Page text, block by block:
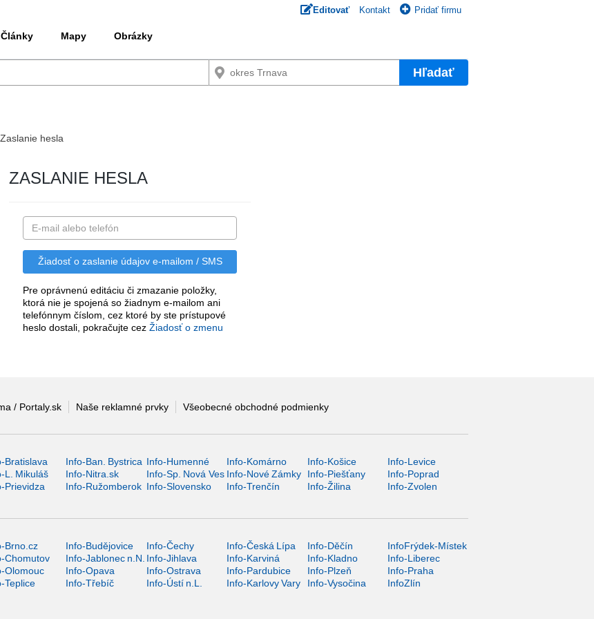
Editovať Kontakt Pridať firmu
Články Mapy Obrázky
Hľadať
Zaslanie hesla
ZASLANIE HESLA
Pre oprávnenú editáciu či zmazanie položky,
ktorá nie je spojená so žiadnym e-mailom ani
telefónnym číslom, cez ktoré by ste prístupové
heslo dostali, pokračujte cez Žiadosť o zmenu
/ Portaly.sk Naše reklamné prvky Všeobecné obchodné podmienky
Bratislava Info-Ban. Bystrica Info-Humenné Info-Komárno Info-Košice
Info-Levice
L. Mikuláš Info-Nitra.sk Info-Sp. Nová Ves Info-Nové Zámky Info-Piešťany
Info-Poprad
Prievidza Info-Ružomberok Info-Slovensko Info-Trenčín Info-Žilina Info-Zvolen
Brno.cz Info-Budějovice Info-Čechy Info-Česká Lípa Info-Děčín
InfoFrýdek-Místek
Chomutov Info-Jablonec n.N. Info-Jihlava Info-Karviná Info-Kladno
Info-Liberec
Olomouc Info-Opava Info-Ostrava Info-Pardubice Info-Plzeň
Info-Praha
Teplice Info-Třebíč Info-Ústí n.L. Info-Karlovy Vary Info-Vysočina InfoZlín